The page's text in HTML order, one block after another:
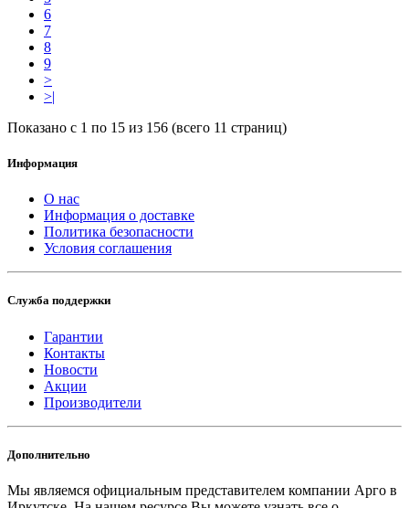
6
7
8
9
>
>|
Показано с 1 по 15 из 156 (всего 11 страниц)
Информация
О нас
Информация о доставке
Политика безопасности
Условия соглашения
Служба поддержки
Гарантии
Контакты
Новости
Акции
Производители
Дополнительно
Мы являемся официальным представителем компании Арго в